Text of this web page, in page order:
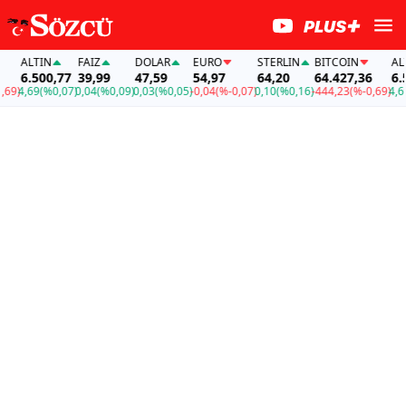
ALTIN
6.500,77
4,69(%0,07)
FAİZ
39,99
0,04(%0,09)
DOLAR
47,59
0,03(%0,05)
EURO
54,97
-0,04(%-0,07)
STERLIN
64,20
0,10(%0,16)
BITCOIN
64.427,36
-444,23(%-0,69)
ALTIN
4,69